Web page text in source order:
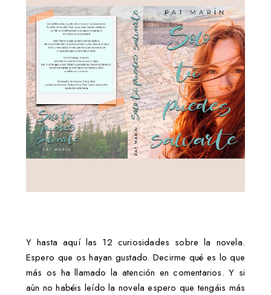
Y hasta aquí las 12 curiosidades sobre la novela.
Espero que os hayan gustado. Decirme qué es lo que
más os ha llamado la atención en comentarios. Y si
aún no habéis leído la novela espero que tengáis más